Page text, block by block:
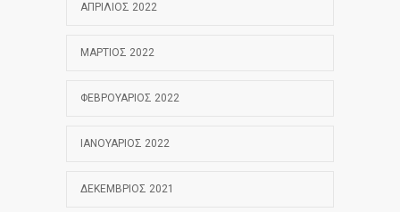
ΑΠΡΊΛΙΟΣ 2022
ΜΆΡΤΙΟΣ 2022
ΦΕΒΡΟΥΆΡΙΟΣ 2022
ΙΑΝΟΥΆΡΙΟΣ 2022
ΔΕΚΈΜΒΡΙΟΣ 2021